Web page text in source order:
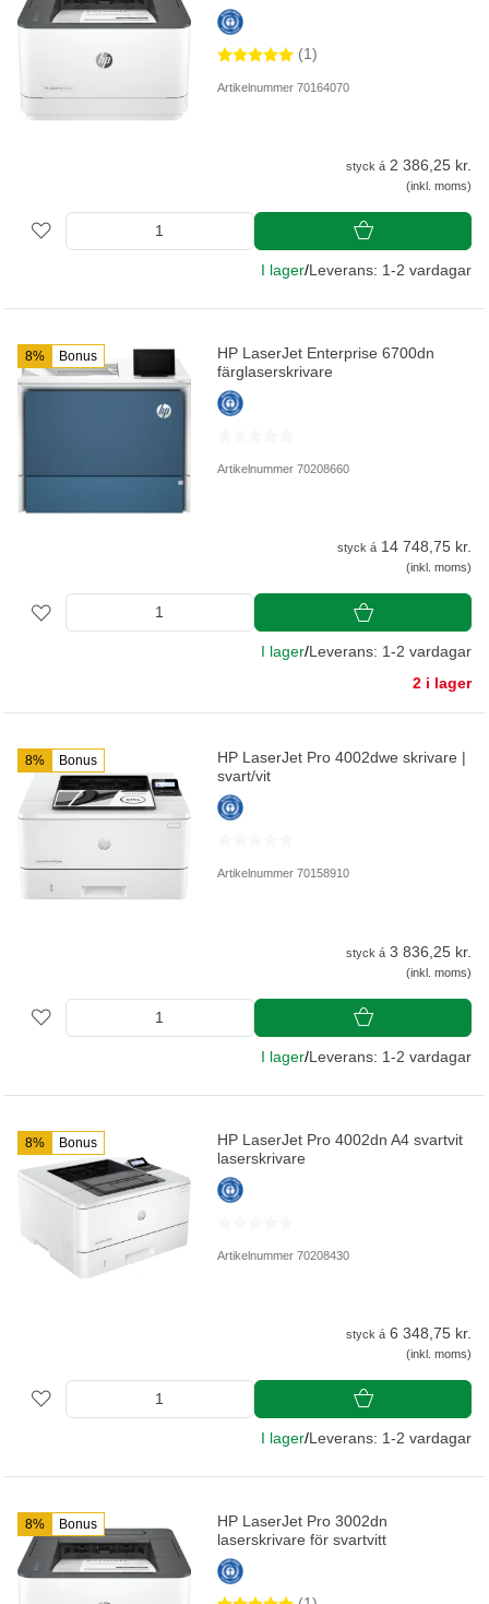
(1)
Artikelnummer 70164070
styck á 2 386,25 kr.
(inkl. moms)
I lager/Leverans: 1-2 vardagar
8% Bonus
HP LaserJet Enterprise 6700dn
färglaserskrivare
Artikelnummer 70208660
styck á 14 748,75 kr.
(inkl. moms)
I lager/Leverans: 1-2 vardagar
2 i lager
8% Bonus
HP LaserJet Pro 4002dwe skrivare |
svart/vit
Artikelnummer 70158910
styck á 3 836,25 kr.
(inkl. moms)
I lager/Leverans: 1-2 vardagar
8% Bonus
HP LaserJet Pro 4002dn A4 svartvit
laserskrivare
Artikelnummer 70208430
styck á 6 348,75 kr.
(inkl. moms)
I lager/Leverans: 1-2 vardagar
8% Bonus
HP LaserJet Pro 3002dn
laserskrivare för svartvitt